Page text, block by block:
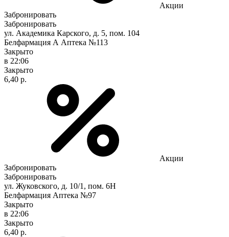
Акции
Забронировать
Забронировать
ул. Академика Карского, д. 5, пом. 104
Белфармация А Аптека №113
Закрыто
в 22:06
Закрыто
6,40 р.
Акции
Забронировать
Забронировать
ул. Жуковского, д. 10/1, пом. 6Н
Белфармация Аптека №97
Закрыто
в 22:06
Закрыто
6,40 р.